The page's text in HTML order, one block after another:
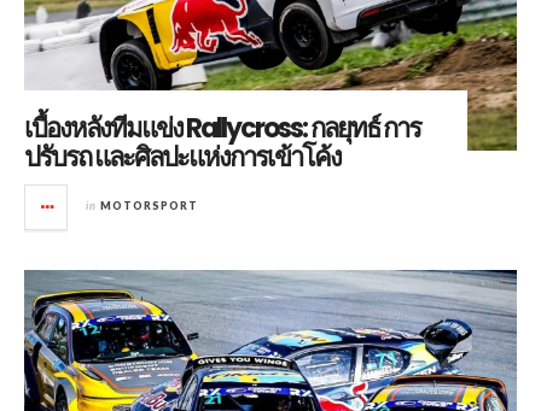
เบื้องหลังทีมแข่ง Rallycross: กลยุทธ์ การ
ปรับรถ และศิลปะแห่งการเข้าโค้ง
in MOTORSPORT